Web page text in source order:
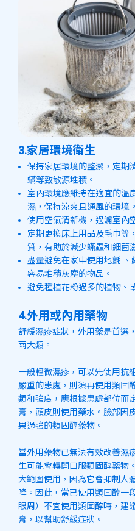
3.家居環境衛生
保持家居環境的整潔，定期
蟎等致敏源堆積。
室內環境應維持在適宜的溫
濕，保持涼爽且通風的環境。
使用空氣清新機，過濾室內
定期更換床上用品及毛巾等
質，有助於減少蟎蟲和細菌
盡量避免在家中使用地氈
容易堆積灰塵的物品。
避免種植花粉過多的植物、
4.外用或內用藥物
舒緩濕疹症狀，外用藥是首選
兩大類。
一般輕微濕疹，可以先使用抗
嚴重的患處，則須再使用類固
類和強度，應根據患處部位而
膏，頭皮則使用藥水。臉部因
果過強的類固醇藥物。
當外用藥物已無法有效改善濕
生可能會轉開口服類固醇藥物
大範圍使用，因為它會抑制人
降。因此，當已使用類固醇一
眼周）不宜使用類固醇時，建
膏，以幫助舒緩症狀。